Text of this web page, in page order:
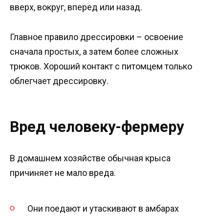
вверх, вокруг, вперед или назад.
Главное правило дрессировки – освоение
сначала простых, а затем более сложных
трюков. Хороший контакт с питомцем только
облегчает дрессировку.
Вред человеку-фермеру
В домашнем хозяйстве обычная крыса
причиняет не мало вреда.
Они поедают и утаскивают в амбарах